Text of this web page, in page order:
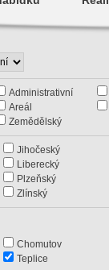
Administrativní
Areál
Zemědělský
Jihočeský
Liberecký
Plzeňský
Zlínský
Chomutov
Teplice